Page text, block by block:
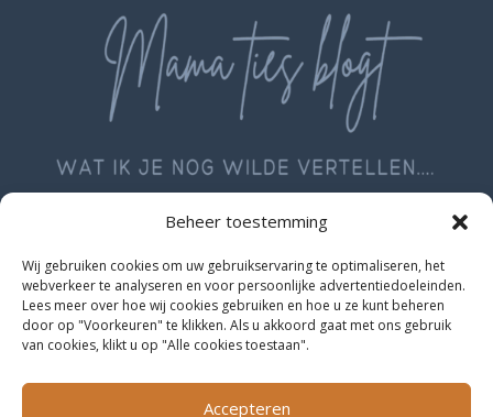
Beheer toestemming
Wij gebruiken cookies om uw gebruikservaring te optimaliseren, het
webverkeer te analyseren en voor persoonlijke advertentiedoeleinden.
Lees meer over hoe wij cookies gebruiken en hoe u ze kunt beheren
door op "Voorkeuren" te klikken. Als u akkoord gaat met ons gebruik
van cookies, klikt u op "Alle cookies toestaan".
Accepteren
Geschreven met liefde door